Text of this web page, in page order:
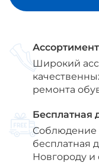
Ассортимент
Широкий
ремонта
Бесплатная
Соблюдение
бесплатная
Новгороду и